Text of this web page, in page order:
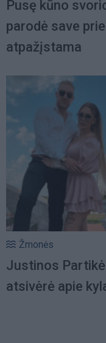
Pusę kūno
parodė save
atpažįstama
Žmonės
Justinos
atsivėrė apie